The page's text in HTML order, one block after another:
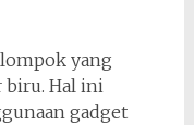
yang
biru. Hal ini
gadget